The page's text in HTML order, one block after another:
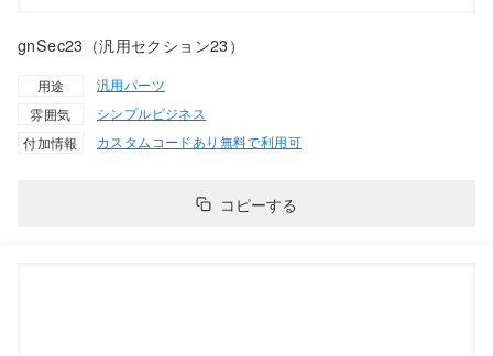
gnSec23（汎用セクション23）
用途
汎用パーツ
雰囲気
シンプルビジネス
付加情報
カスタムコードあり 無料で利用可
コピーする